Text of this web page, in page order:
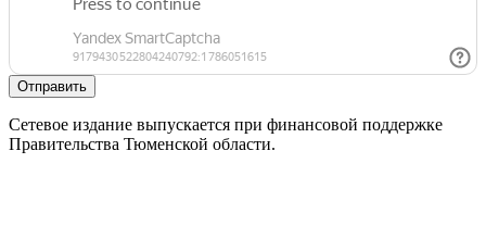
Отправить
Сетевое издание выпускается при финансовой поддержке
Правительства Тюменской области.